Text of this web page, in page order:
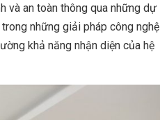
và an toàn thông qua những dự
những giải pháp công nghệ
khả năng nhận diện của hệ